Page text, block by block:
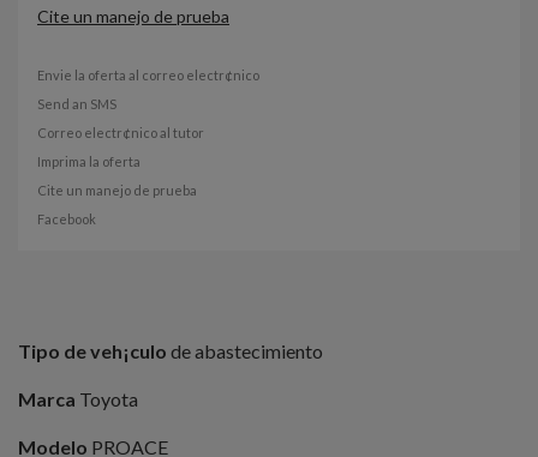
Cite un manejo de prueba
Envie la oferta al correo electr¢nico
Send an SMS
Correo electr¢nico al tutor
Imprima la oferta
Cite un manejo de prueba
Facebook
Tipo de veh¡culo de abastecimiento
Marca Toyota
Modelo PROACE